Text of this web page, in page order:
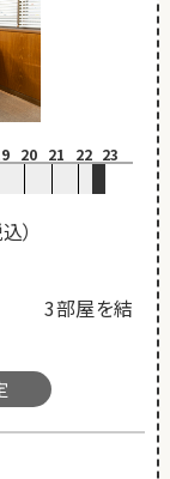
20 21 22 23
）
3部屋を結